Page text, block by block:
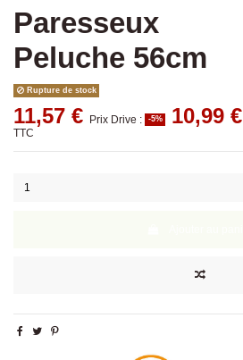
Paresseux
Peluche 56cm
Rupture de stock
11,57 € Prix Drive : -5% 10,99 €
TTC